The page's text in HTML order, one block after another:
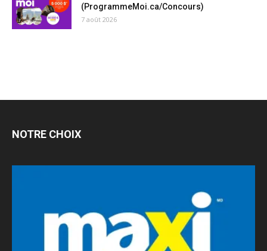
(ProgrammeMoi.ca/Concours)
7 août 2026
NOTRE CHOIX